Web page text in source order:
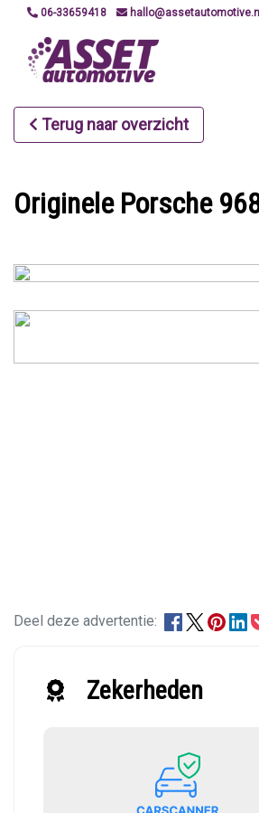
06-33659418 hallo@assetautomotive.nl
Terug naar overzicht
Originele Porsche
Deel deze advertentie:
Zekerheden